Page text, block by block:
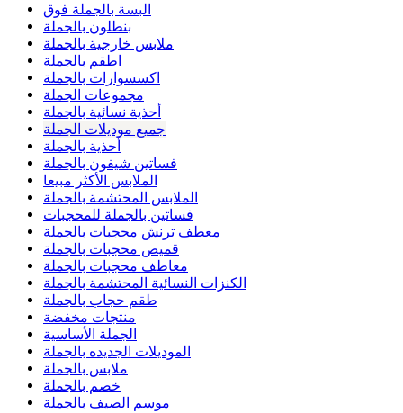
البسة بالجملة فوق
بنطلون بالجملة
ملابس خارجية بالجملة
اطقم بالجملة
اكسسوارات بالجملة
مجموعات الجملة
أحذية نسائية بالجملة
جميع موديلات الجملة
أحذية بالجملة
فساتين شيفون بالجملة
الملابس الأكثر مبيعا
الملابس المحتشمة بالجملة
فساتين بالجملة للمحجبات
معطف ترنش محجبات بالجملة
قميص محجبات بالجملة
معاطف محجبات بالجملة
الكنزات النسائية المحتشمة بالجملة
طقم حجاب بالجملة
منتجات مخفضة
الجملة الأساسية
الموديلات الجديده بالجملة
ملابس بالجملة
خصم بالجملة
موسم الصيف بالجملة